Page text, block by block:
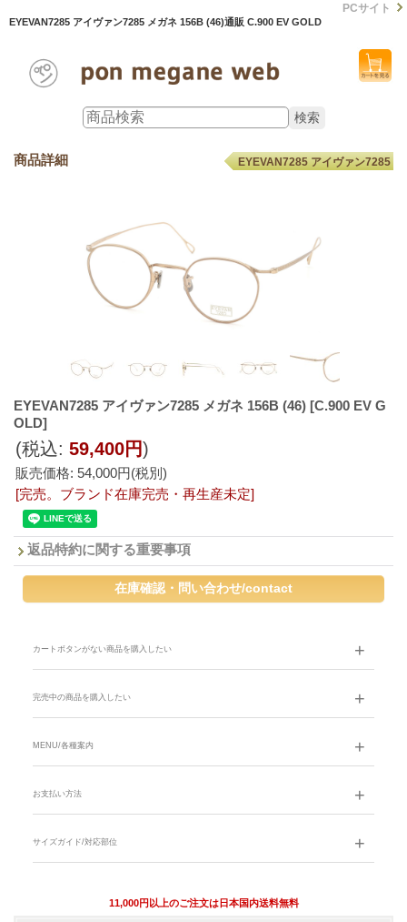
EYEVAN7285 アイヴァン7285 メガネ 156B (46)通販 C.900 EV GOLD
PCサイト
商品詳細 EYEVAN7285 アイヴァン7285
EYEVAN7285 アイヴァン7285 メガネ 156B (46) [C.900 EV G
OLD]
販売価格: 54,000円(税別)
(税込: 59,400円)
[完売。ブランド在庫完売・再生産未定]
返品特約に関する重要事項
カートボタンがない商品を購入したい
完売中の商品を購入したい
MENU/各種案内
お支払い方法
サイズガイド/対応部位
11,000円以上のご注文は日本国内送料無料